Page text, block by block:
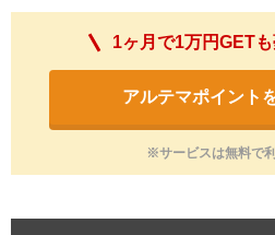
1ヶ月で1万円GETも
アルテマポイント
※サービスは無料で